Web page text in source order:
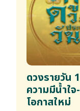
ดวงรายวัน
ความมีน้ำใ
โอกาสใหม่